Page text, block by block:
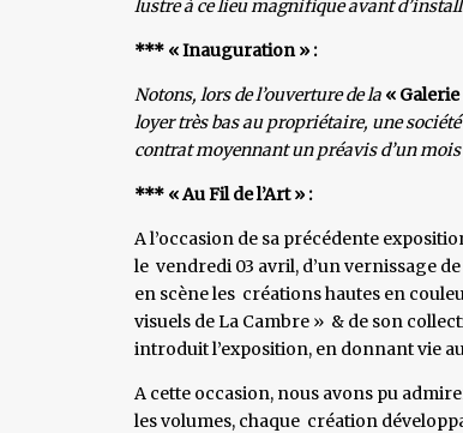
lustre à ce lieu magnifique avant
*** « Inauguration » :
Notons, lors de l’ouverture de la «
loyer très bas au propriétaire, une
contrat moyennant un préavis d’un
*** « Au Fil de l’Art » :
A l’occasion de sa précédente
le vendredi 03 avril, d’un vernissage
en scène les créations hautes en
visuels de La Cambre » & de son
introduit l’exposition, en donnant vie
A cette occasion, nous avons pu
les volumes, chaque création